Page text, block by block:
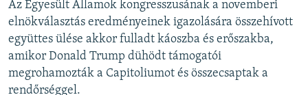
i
o
u
s
s
s
l
i
d
e
Az Egyesült Államok kongresszusának a novemberi
elnökválasztás eredményeinek igazolására összehívott
együttes ülése akkor fulladt káoszba és erőszakba,
amikor Donald Trump dühödt támogatói
megrohamozták a Capitoliumot és összecsaptak a
rendőrséggel.